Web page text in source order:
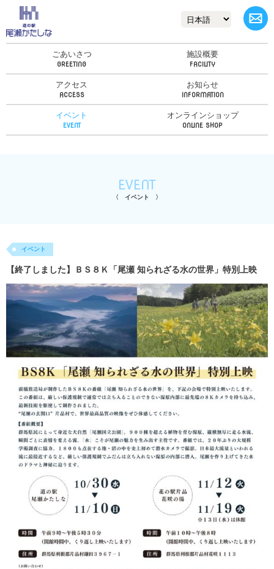
ごあいさつ 施設概要
アクセス お知らせ
イベント オンラインショップ
EVENT
イベント
イベント
【終了しました】ＢＳ８Ｋ「尾瀬 知られざる水の世界」特別上映